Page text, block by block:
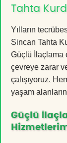
Tahta
Yılların
Sincan Tahta
Güçlü İlaçlama
çevreye zarar
çalışıyoruz.
yaşam
Güçlü